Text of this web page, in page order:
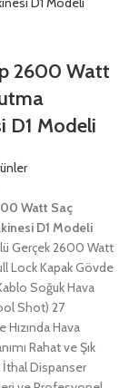
2600 Watt
D1 Modeli
Watt Saç
D1 Modeli
Gerçek 2600 Watt
Lock Kapak Gövde
Soğuk Hava
Shot) 27
Hava
Rahat ve Şık
Dispanser